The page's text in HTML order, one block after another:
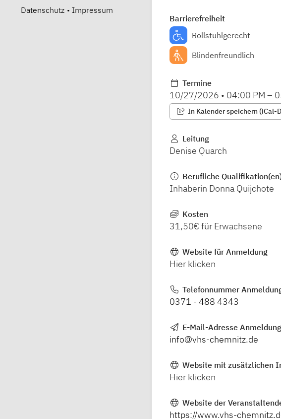
Datenschutz • Impressum
Barrierefreiheit
Rollstuhlgerecht
Blindenfreundlich
Termine
10/27/2026 • 04:00 PM –
In Kalender speichern (iCal-
Leitung
Denise Quarch
Berufliche
Inhaberin Donna Quijchote
Kosten
31,50€ für Erwachsene
Website für Anmeldung
Hier klicken
Telefonnummer
0371 - 488 4343
E-Mail-Adresse Anmeldung
info@vhs-chemnitz.de
Website mit zusätzlichen
Hier klicken
Website der
https://www.vhs-